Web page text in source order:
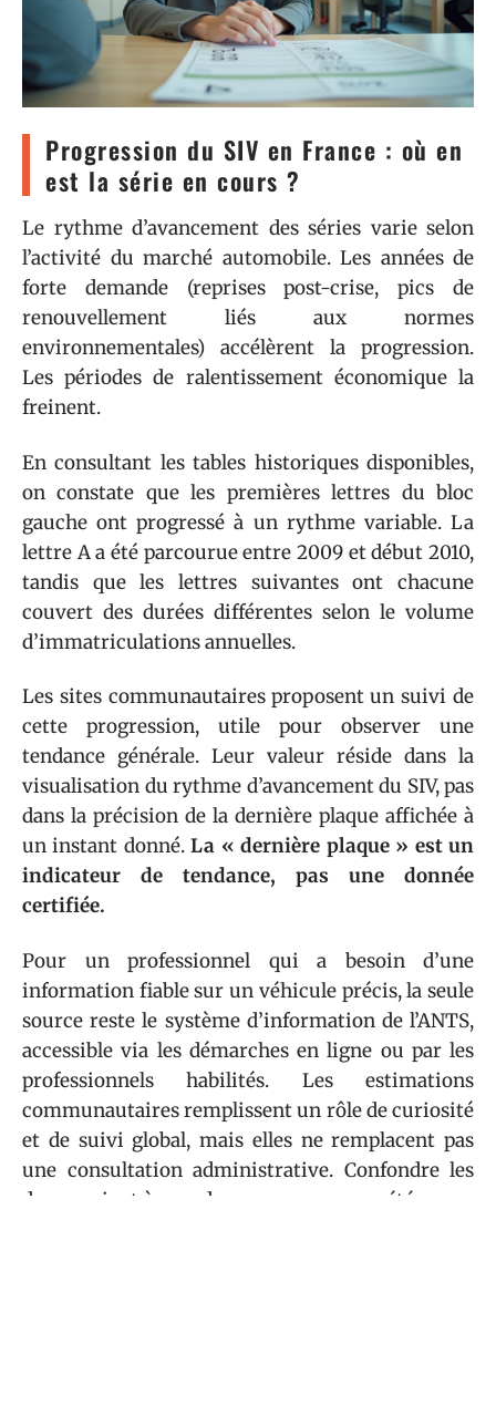
Progression du SIV en France : où en
est la série en cours ?
Le rythme d’avancement des séries varie selon
l’activité du marché automobile. Les années de
forte demande (reprises post-crise, pics de
renouvellement liés aux normes
environnementales) accélèrent la progression.
Les périodes de ralentissement économique la
freinent.
En consultant les tables historiques disponibles,
on constate que les premières lettres du bloc
gauche ont progressé à un rythme variable. La
lettre A a été parcourue entre 2009 et début 2010,
tandis que les lettres suivantes ont chacune
couvert des durées différentes selon le volume
d’immatriculations annuelles.
Les sites communautaires proposent un suivi de
cette progression, utile pour observer une
tendance générale. Leur valeur réside dans la
visualisation du rythme d’avancement du SIV, pas
dans la précision de la dernière plaque affichée à
un instant donné.La « dernière plaque » est un
indicateur de tendance, pas une donnée
certifiée.
Pour un professionnel qui a besoin d’une
information fiable sur un véhicule précis, la seule
source reste le système d’information de l’ANTS,
accessible via les démarches en ligne ou par les
professionnels habilités. Les estimations
communautaires remplissent un rôle de curiosité
et de suivi global, mais elles ne remplacent pas
une consultation administrative. Confondre les
deux revient à prendre une moyenne météo pour